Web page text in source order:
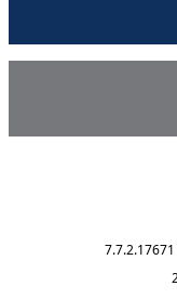
7.7.2.17671